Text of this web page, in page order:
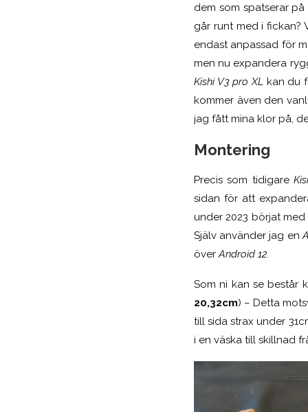
dem som spatserar
går runt med i fickan?
endast anpassad för
men nu expandera
Kishi V3 pro XL kan du
kommer även den
jag fått mina klor på,
Montering
Precis som tidigare
sidan för att
under 2023 börjat med
Själv använder jag en
överAndroid 12.
Som ni kan se består
20,32cm) – Detta
till sida strax under
i en väska till skillnad